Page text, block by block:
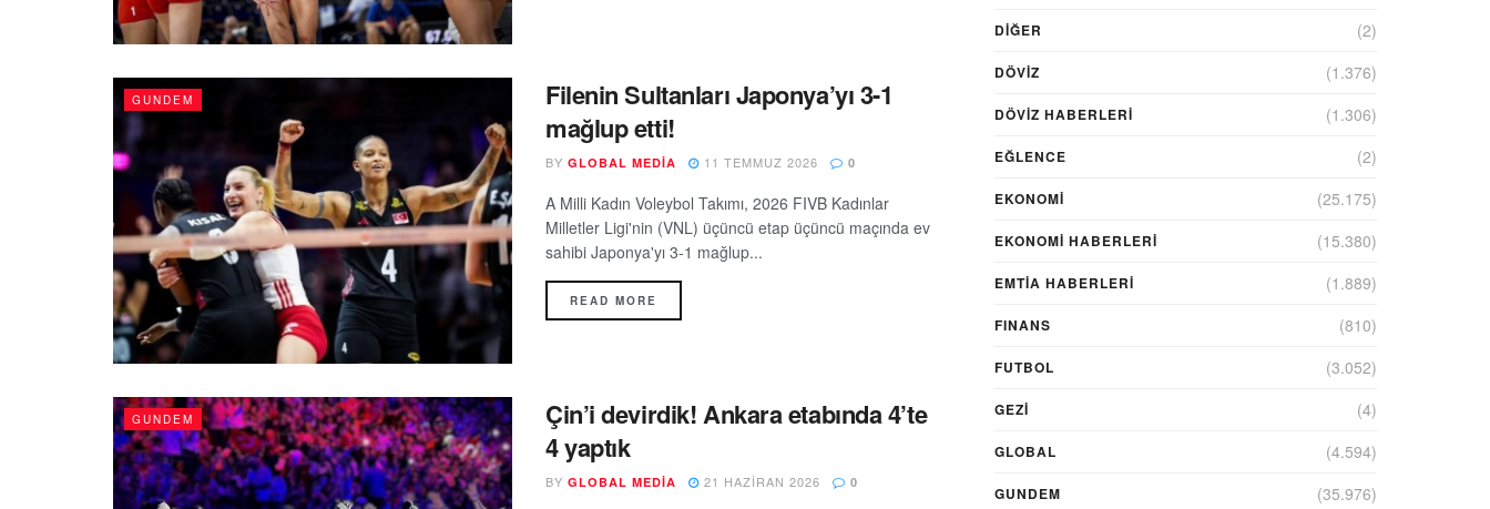
GUNDEM
Filenin Sultanları Japonya’yı 3-1
mağlup etti!
BY GLOBAL MEDIA 11 TEMMUZ 2026 0
A Milli Kadın Voleybol Takımı, 2026 FIVB Kadınlar
Milletler Ligi'nin (VNL) üçüncü etap üçüncü maçında ev
sahibi Japonya'yı 3-1 mağlup...
READ MORE
GUNDEM
Çin’i devirdik! Ankara etabında 4’te
4 yaptık
BY GLOBAL MEDIA 21 HAZIRAN 2026 0
DIĞER (2)
DÖVİZ (1.376)
DÖVIZ HABERLERI (1.306)
EĞLENCE (2)
EKONOMİ (25.175)
EKONOMI HABERLERI (15.380)
EMTIA HABERLERI (1.889)
FINANS (810)
FUTBOL (3.052)
GEZI (4)
GLOBAL (4.594)
GUNDEM (35.976)